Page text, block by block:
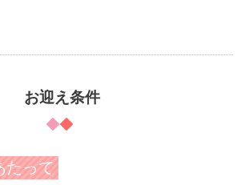
お迎え条件
たって